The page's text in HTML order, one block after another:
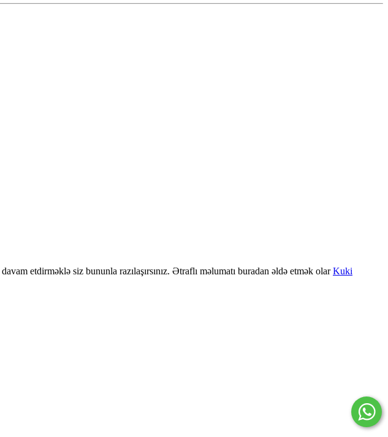
etdirməklə siz bununla razılaşırsınız. Ətraflı məlumatı buradan əldə etmək olarKuki